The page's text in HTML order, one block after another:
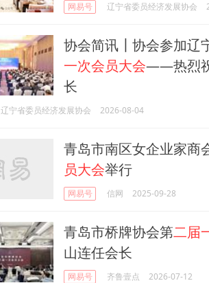
网易号 辽宁省委员经济发展协会
协会简讯┃协会参加辽
一次会员大会——热烈
长
辽宁省委员经济发展协会 2026-08-04
青岛市南区女企业家商
员大会举行
网易号 信网 2025-09-28
青岛市桥牌协会第二届
山连任会长
网易号 齐鲁壹点 2026-07-12